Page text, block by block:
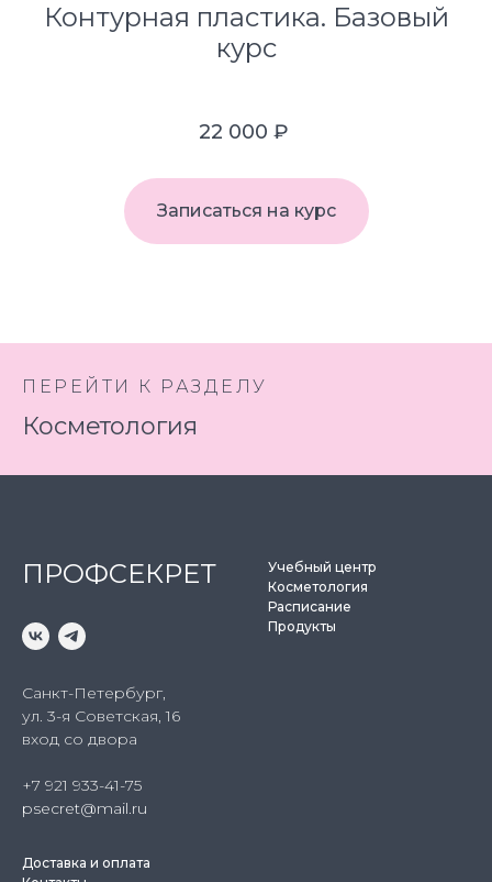
Контурная пластика. Базовый
курс
22 000 ₽
Записаться на курс
ПЕРЕЙТИ К РАЗДЕЛУ
Косметология
ПРОФСЕКРЕТ
Санкт-Петербург,
ул. 3-я Советская, 16
вход со двора
+7 921 933-41-75
psecret@mail.ru
Учебный центр
Косметология
Расписание
Продукты
Доставка и оплата